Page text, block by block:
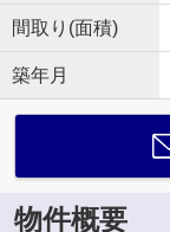
間取り(面積)
築年月
物件概要